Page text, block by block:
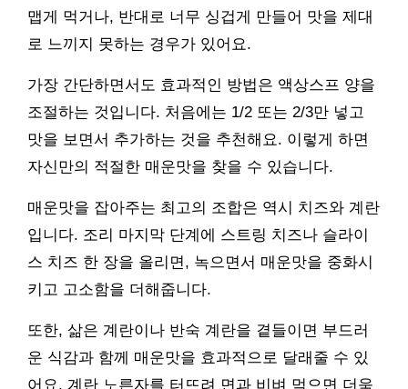
맵게 먹거나, 반대로 너무 싱겁게 만들어 맛을 제대
로 느끼지 못하는 경우가 있어요.
가장 간단하면서도 효과적인 방법은 액상스프 양을
조절하는 것입니다. 처음에는 1/2 또는 2/3만 넣고
맛을 보면서 추가하는 것을 추천해요. 이렇게 하면
자신만의 적절한 매운맛을 찾을 수 있습니다.
매운맛을 잡아주는 최고의 조합은 역시 치즈와 계란
입니다. 조리 마지막 단계에 스트링 치즈나 슬라이
스 치즈 한 장을 올리면, 녹으면서 매운맛을 중화시
키고 고소함을 더해줍니다.
또한, 삶은 계란이나 반숙 계란을 곁들이면 부드러
운 식감과 함께 매운맛을 효과적으로 달래줄 수 있
어요. 계란 노른자를 터뜨려 면과 비벼 먹으면 더욱